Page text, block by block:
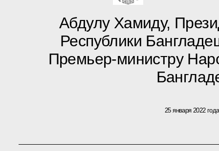
Абдулу Хамиду,
Республики
Премьер-министру
25 января 2022 года